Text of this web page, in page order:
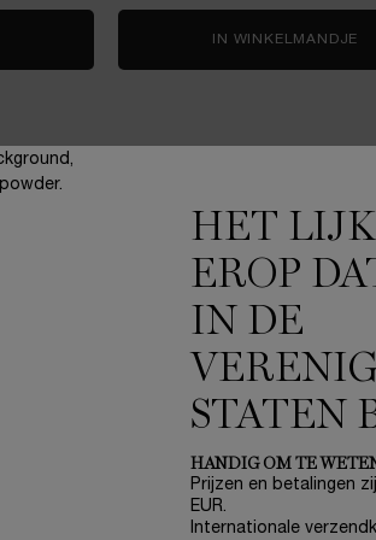
RÉNERGIE H.C.F. TRIPLE SERUM 50ML
IN WINKELMANDJE
HET
EROP
IN DE
STATEN
HANDIG OM TE
Prijzen en betalingen
EUR.
Internationale